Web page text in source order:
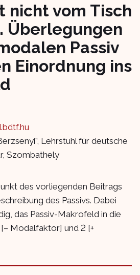
nicht vom Tisch
Überlegungen
Passiv
Einordnung ins
Lehrstuhl für deutsche
Szombathely
des vorliegenden Beitrags
des Passivs. Dabei
das Passiv-Makrofeld in die
Modalfaktor] und 2 [+